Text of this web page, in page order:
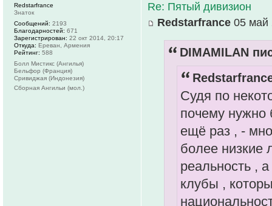
Re: Пятый дивизион
Redstarfrance 05 май
DIMAMILAN
Судя по
почему нужно
ещё раз , -
более низкие
реальность ,
клубы ,
Redstarfrance
Знаток
Сообщений: 2193
Благодарностей: 671
Зарегистрирован: 22 окт 2014, 20:17
Откуда: Ереван, Армения
Рейтинг: 588
Болл Мистикс (Ангилья)
Бельфор (Франция)
Сривиджая (Индонезия)
Сборная Ангильи (мол.)